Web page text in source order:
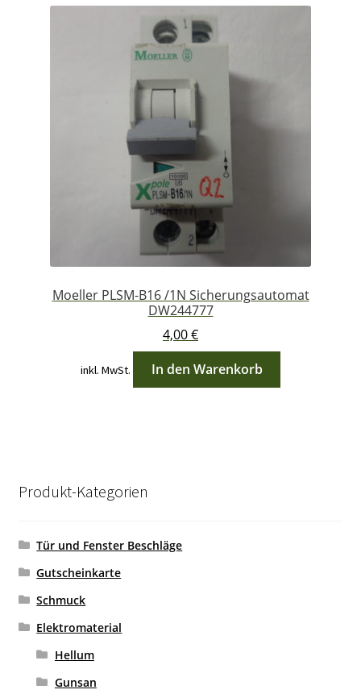
Moeller PLSM-B16 /1N Sicherungsautomat
DW244777
4,00€
inkl. MwSt. In den Warenkorb
Produkt-Kategorien
Tür und Fenster Beschläge
Gutscheinkarte
Schmuck
Elektromaterial
Hellum
Gunsan